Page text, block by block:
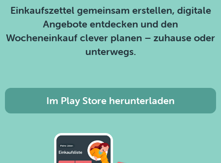
Einkaufszettel gemeinsam erstellen, digitale
Angebote entdecken und den
Wocheneinkauf clever planen – zuhause oder
unterwegs.
Im Play Store herunterladen